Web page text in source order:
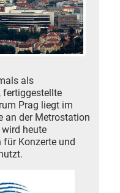
als
fertiggestellte
Prag liegt im
an der Metrostation
heute
Konzerte und